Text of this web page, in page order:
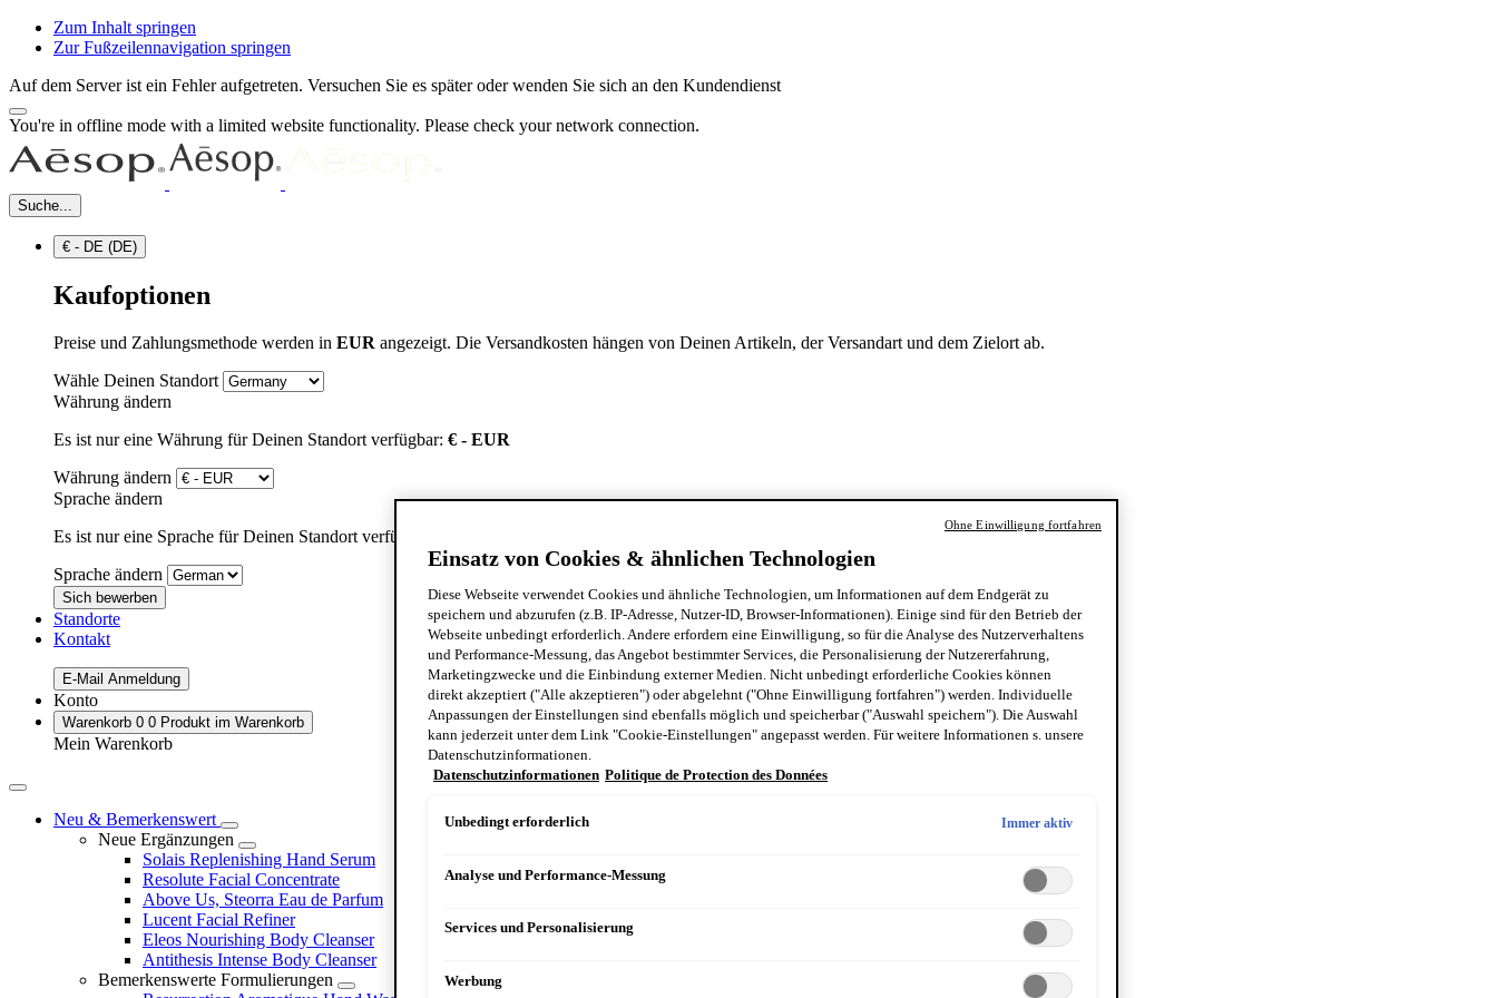
Zum Inhalt springen
Zur Fußzeilennavigation springen
Auf dem Server ist ein Fehler aufgetreten. Versuchen Sie es später oder wenden Sie sich an den Kundendienst
You're in offline mode with a limited website functionality. Please check your network connection.
Suche...
€ - DE (DE)
Kaufoptionen
Preise und Zahlungsmethode werden in EUR angezeigt. Die Versandkosten hängen von Deinen Artikeln, der Versandart und dem Zielort ab.
Wähle Deinen Standort
Währung ändern
Es ist nur eine Währung für Deinen Standort verfügbar: € - EUR
Währung ändern
Sprache ändern
Es ist nur eine Sprache für Deinen Standort verfügbar:
Sprache ändern
Sich bewerben
Standorte
Kontakt
E-Mail Anmeldung
Konto
Warenkorb 0 0 Produkt im Warenkorb
Mein Warenkorb
Neu & Bemerkenswert
Neue Ergänzungen
Solais Replenishing Hand Serum
Resolute Facial Concentrate
Above Us, Steorra Eau de Parfum
Lucent Facial Refiner
Eleos Nourishing Body Cleanser
Antithesis Intense Body Cleanser
Bemerkenswerte Formulierungen
Einsatz von Cookies & ähnlichen Technologien
Diese Webseite verwendet Cookies und ähnliche Technologien, um Informationen auf dem Endgerät zu
speichern und abzurufen (z.B. IP-Adresse, Nutzer-ID, Browser-Informationen). Einige sind für den Betrieb der
Webseite unbedingt erforderlich. Andere erfordern eine Einwilligung, so für die Analyse des Nutzerverhaltens
und Performance-Messung, das Angebot bestimmter Services, die Personalisierung der Nutzererfahrung,
Marketingzwecke und die Einbindung externer Medien. Nicht unbedingt erforderliche Cookies können
direkt akzeptiert ("Alle akzeptieren") oder abgelehnt ("Ohne Einwilligung fortfahren") werden. Individuelle
Anpassungen der Einstellungen sind ebenfalls möglich und speicherbar ("Auswahl speichern"). Die Auswahl
kann jederzeit unter dem Link "Cookie-Einstellungen" angepasst werden. Für weitere Informationen s. unsere
Datenschutzinformationen.
Datenschutzinformationen Politique de Protection des Données
Unbedingt erforderlich Immer aktiv
Analyse und Performance-Messung
Services und Personalisierung
Werbung
Ohne Einwilligung fortfahren